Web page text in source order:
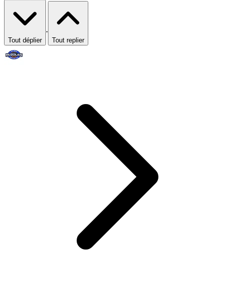
Tout déplier
·
Tout replier